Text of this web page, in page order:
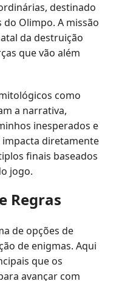
destinado
Olimpo. A missão
da destruição
que vão além
como
a narrativa,
inesperados e
impacta diretamente
finais baseados
jogo.
Regras
de opções de
de enigmas. Aqui
que os
avançar com